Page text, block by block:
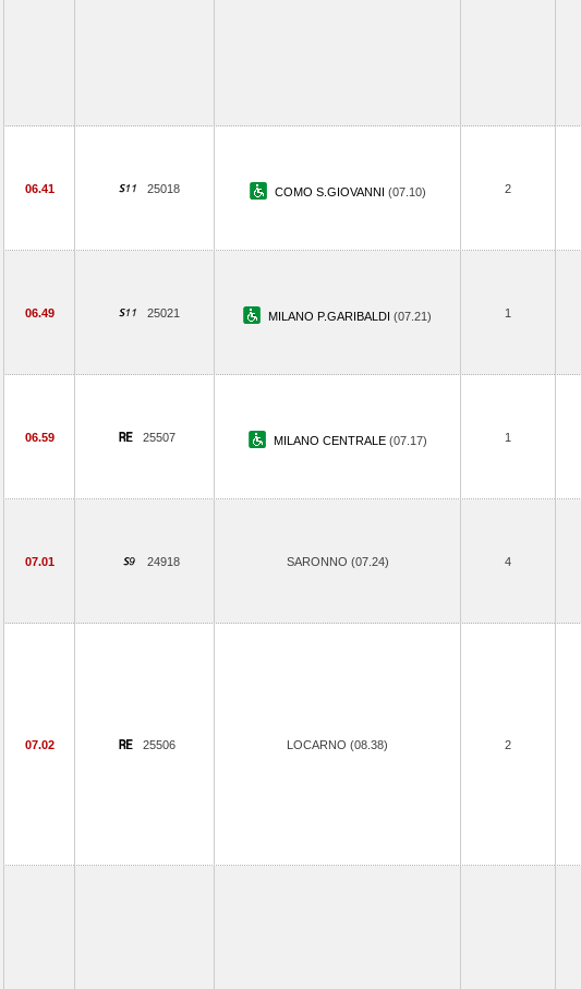
06.41 25018 COMO S.GIOVANNI (07.10) 2
06.49 25021 MILANO P.GARIBALDI (07.21) 1
06.59 25507 MILANO CENTRALE (07.17) 1
07.01 24918 SARONNO (07.24) 4
07.02 25506 LOCARNO (08.38) 2